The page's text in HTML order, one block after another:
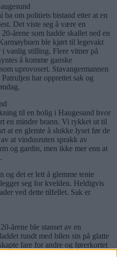
ba om politiets bistand etter at en
Det viste seg å være en
årene som hadde skallet ned en
ble kjørt til legevakt
i vanlig stilling. Flere vitner på
å komme ganske
uprovosert. Stavangermannen
har opprettet sak og
til en bolig i Haugesund hvor
en mindre brann. Vi rykket ut til
at en glemte å slukke lyset før de
at vindusruten sprakk av
og gardin, men ikke mer enn at
og det er lett å glemme tente
seg for kvelden. Heldigvis
ved dette tilfellet. Sak er
årene ble stanset av en
rundt med bilen sin på glatte
fare for andre og førerkortet